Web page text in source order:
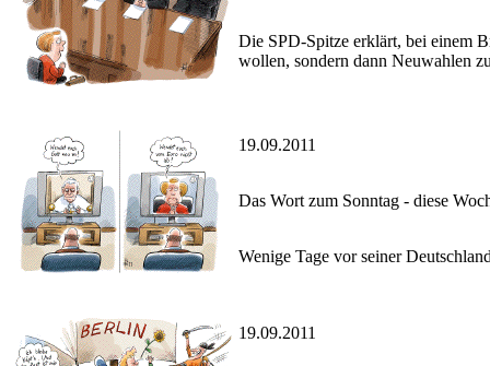
Die SPD-Spitze erklärt, bei einem
wollen, sondern dann Neuwahlen
19.09.2011
Das Wort zum Sonntag - diese
Wenige Tage vor seiner
19.09.2011